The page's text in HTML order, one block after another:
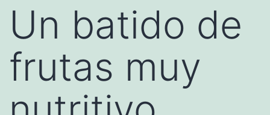
Un batido de
frutas muy